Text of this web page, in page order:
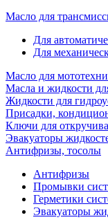
Масло для
Для
Для
Масло для
Масла и жидкости
Жидкости для
Присадки,
Ключи для
Эвакуаторы
Антифризы, тосолы
Антифризы
Промывки
Герметики
Эвакуаторы